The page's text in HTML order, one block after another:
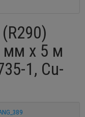
мм x 5 м
1, Cu-